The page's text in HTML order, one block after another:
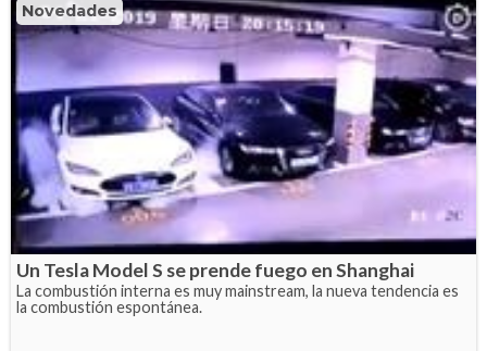
Novedades
Un Tesla Model S se prende fuego en Shanghai
La combustión interna es muy mainstream, la nueva tendencia es
la combustión espontánea.